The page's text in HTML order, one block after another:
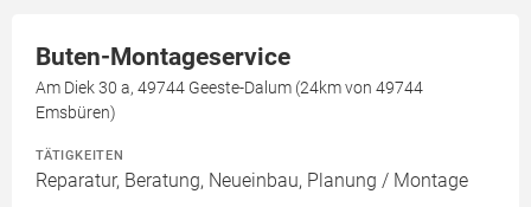
Buten-Montageservice
Am Diek 30 a, 49744 Geeste-Dalum (24km von 49744
Emsbüren)
TÄTIGKEITEN
Reparatur, Beratung, Neueinbau, Planung / Montage